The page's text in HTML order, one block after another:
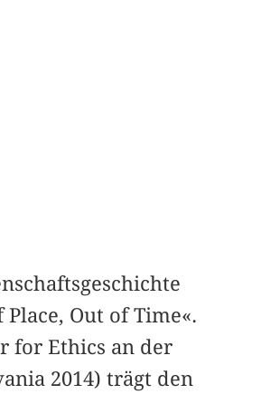
Out of Time«.
for Ethics an der
2014) trägt den